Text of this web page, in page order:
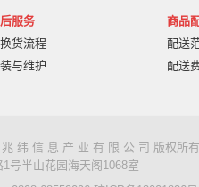
服务
货流程
与维护
商品
配送
配送
纬 信 息 产 业 有 限 公 司 版权所
号半山花园海天阁1068室